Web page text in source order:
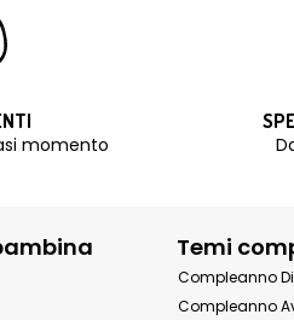
momento
Temi
Compleanno
Compleanno